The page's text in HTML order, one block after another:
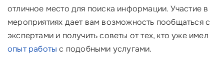
отличное место для поиска информации. Участие в
мероприятиях дает вам возможность пообщаться с
экспертами и получить советы от тех, кто уже имел
опыт работы с подобными услугами.